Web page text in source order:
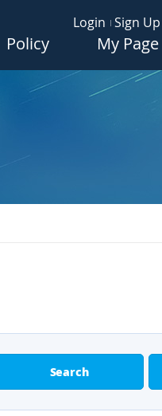
Login Sign Up
Policy My Page
Search